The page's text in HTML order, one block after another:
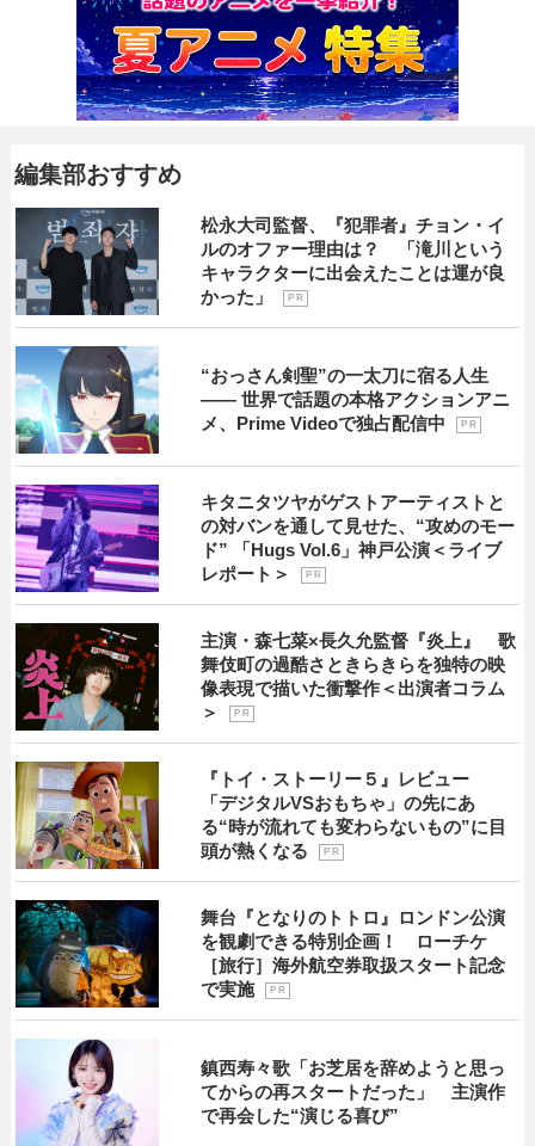
編集部おすすめ
松永大司監督、『犯罪者』チョン・イ
ルのオファー理由は？ 「滝川という
キャラクターに出会えたことは運が良
かった」
P R
“おっさん剣聖”の一太刀に宿る人生
―― 世界で話題の本格アクションアニ
メ、Prime Videoで独占配信中
P R
キタニタツヤがゲストアーティストと
の対バンを通して見せた、“攻めのモー
ド” 「Hugs Vol.6」神戸公演＜ライブ
レポート＞
P R
主演・森七菜×長久允監督『炎上』 歌
舞伎町の過酷さときらきらを独特の映
像表現で描いた衝撃作＜出演者コラム
＞
P R
『トイ・ストーリー５』レビュー
「デジタルVSおもちゃ」の先にあ
る“時が流れても変わらないもの”に目
頭が熱くなる
P R
舞台『となりのトトロ』ロンドン公演
を観劇できる特別企画！ ローチケ
［旅行］海外航空券取扱スタート記念
で実施
P R
鎮西寿々歌「お芝居を辞めようと思っ
てからの再スタートだった」 主演作
で再会した“演じる喜び”